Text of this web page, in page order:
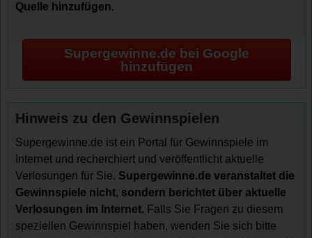
Quelle hinzufügen.
Supergewinne.de bei Google
hinzufügen
Hinweis zu den Gewinnspielen
Supergewinne.de ist ein Portal für Gewinnspiele im
Internet und recherchiert und veröffentlicht aktuelle
Verlosungen für Sie. Supergewinne.de veranstaltet die
Gewinnspiele nicht, sondern berichtet über aktuelle
Verlosungen im Internet. Falls Sie Fragen zu diesem
speziellen Gewinnspiel haben, wenden Sie sich bitte